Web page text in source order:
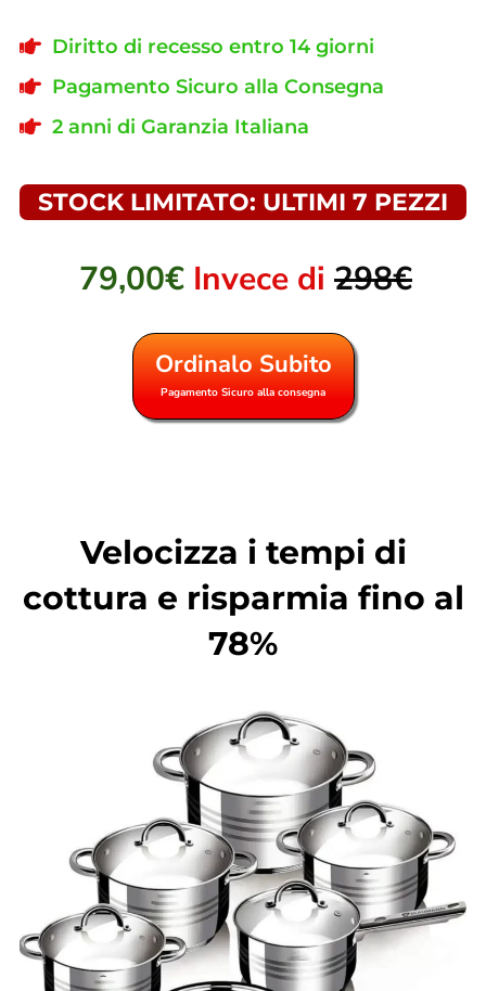
Diritto di recesso entro 14 giorni
Pagamento Sicuro alla Consegna
2 anni di Garanzia Italiana
STOCK LIMITATO: ULTIMI 7 PEZZI
79,00€ Invece di 298€
Ordinalo Subito
Pagamento Sicuro alla consegna
Velocizza i tempi di
cottura e risparmia fino al
78%